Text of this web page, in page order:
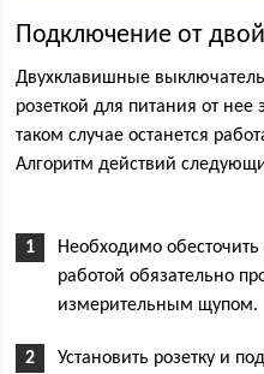
Подключение от
Двухклавишные
розеткой для питания от нее
таком случае останется
Алгоритм действий
Необходимо обесточить
работой обязательно
измерительным щупом.
Установить розетку и